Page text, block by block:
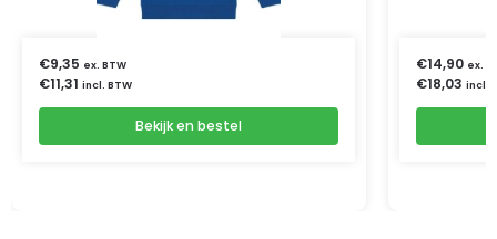
€9,35 ex. BTW
€11,31 incl. BTW
Bekijk en bestel
€14,90 ex.
€18,03 incl.